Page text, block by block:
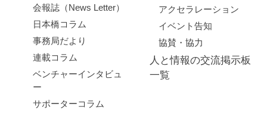
会報誌（News Letter）
日本橋コラム
事務局だより
連載コラム
ベンチャーインタビュ
ー
サポーターコラム
アクセラレーション
イベント告知
協賛・協力
人と情報の交流掲示板
一覧